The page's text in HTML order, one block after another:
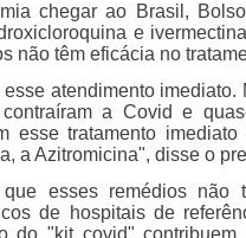
chegar ao Brasil,
e
não têm eficácia no
atendimento
a Covid e
esse tratamento
a Azitromicina", disse o
esses remédios não
de hospitais de